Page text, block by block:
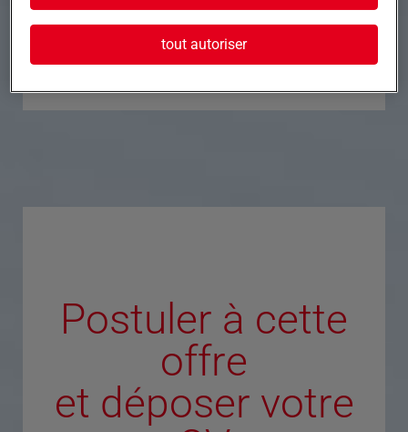
Postuler à cette
offre
et déposer votre
tout autoriser